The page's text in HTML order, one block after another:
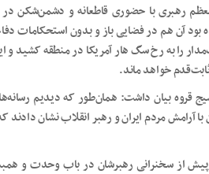
رهبری با حضوری قاطعانه و دشمن‌شکن در
بود آن هم در فضایی باز و بدون استحکامات
را به رخ سگ هار آمریکا در منطقه کشید و این
خواهد ماند.
قروه بیان داشت: همان‌طور که دیدیم
با آرامش مردم ایران و رهبر انقلاب نشان
پیش از سخنرانی رهبرشان در باب وحدت و